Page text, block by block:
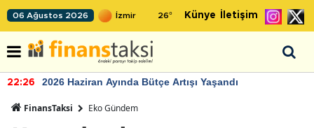
06 Ağustos 2026 26° Künye İletişim
22:26 2026 Haziran Ayında Bütçe Artışı Yaşandı
FinansTaksi Eko Gündem